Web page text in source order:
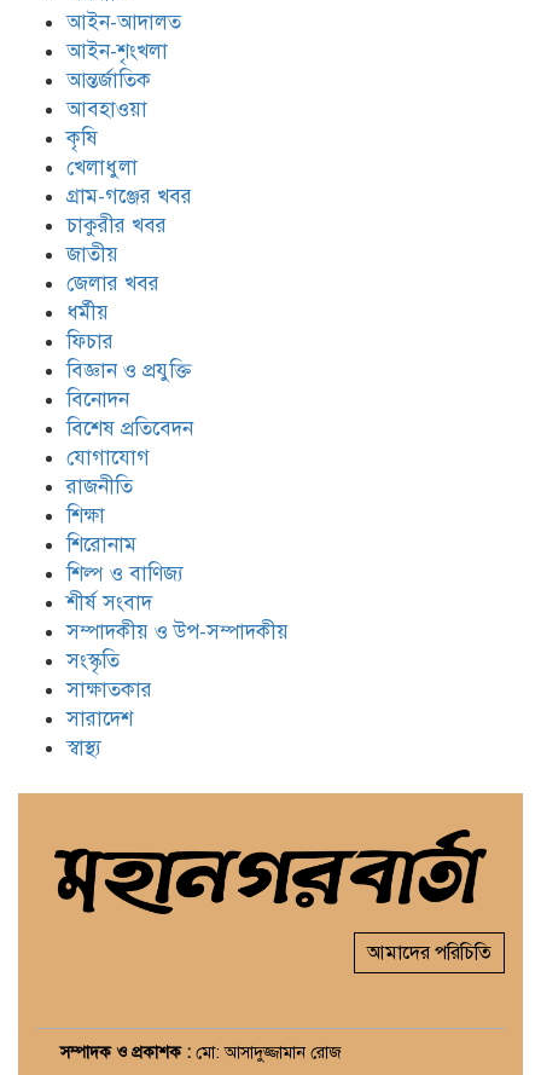
আইন-আদালত
আইন-শৃংখলা
আন্তর্জাতিক
আবহাওয়া
কৃষি
খেলাধুলা
গ্রাম-গঞ্জের খবর
চাকুরীর খবর
জাতীয়
জেলার খবর
ধর্মীয়
ফিচার
বিজ্ঞান ও প্রযুক্তি
বিনোদন
বিশেষ প্রতিবেদন
যোগাযোগ
রাজনীতি
শিক্ষা
শিরোনাম
শিল্প ও বাণিজ্য
শীর্ষ সংবাদ
সম্পাদকীয় ও উপ-সম্পাদকীয়
সংস্কৃতি
সাক্ষাতকার
সারাদেশ
স্বাস্থ্য
আমাদের পরিচিতি
সম্পাদক ও প্রকাশক : মো: আসাদুজ্জামান রোজ